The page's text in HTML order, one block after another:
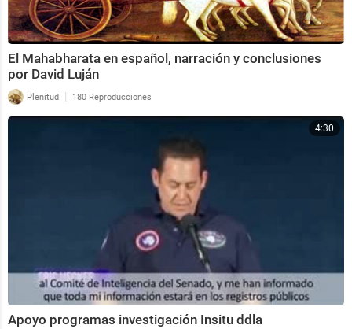
El Mahabharata en español, narración y conclusiones
por David Luján
Plenitud | 180 Reproducciones
4:30
Apoyo programas investigación Insitu ddla